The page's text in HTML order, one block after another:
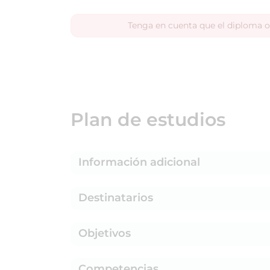
Tenga en cuenta que el diploma
Plan de estudios
Información adicional
Destinatarios
Objetivos